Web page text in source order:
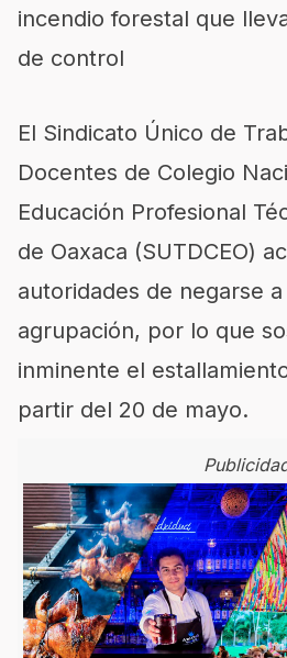
incendio forestal que
de control
El Sindicato Único de
Docentes de Colegio
Educación Profesional
de Oaxaca (SUTDCEO)
autoridades de negarse
agrupación, por lo que
inminente el
partir del 20 de mayo.